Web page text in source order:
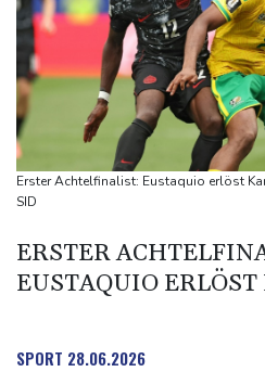
Ätna auf Sizilien ausgebrochen -
zeitweise eingeschränkt
Doppelpack Freigang: Frankfurt
Explosion mutmaßlich
diplomatische Verstimmung aus
Selenskyj warnt vor Folgen
Sieg auf der längsten Etappe:
Gesamtführung
Erster Achtelfinalist: Eustaquio erlöst
SID
ERSTER
EUSTAQUIO
SPORT 28.06.2026